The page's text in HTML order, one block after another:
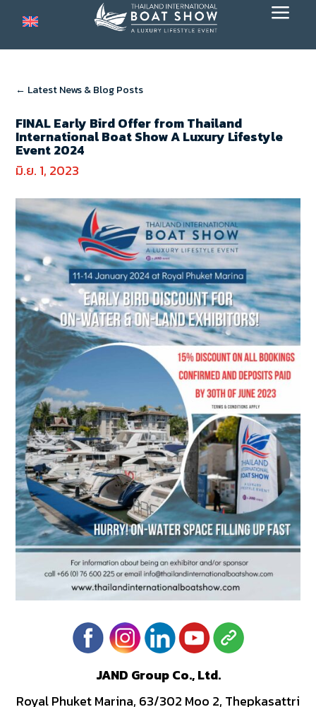
a
← Latest News & Blog Posts
FINAL Early Bird Offer from Thailand
International Boat Show A Luxury Lifestyle
Event 2024
มิ.ย. 1, 2023
JAND Group Co., Ltd.
Royal Phuket Marina, 63/302 Moo 2, Thepkasattri